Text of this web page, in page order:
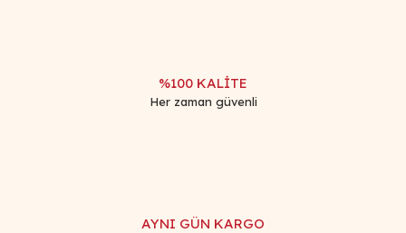
%100 KALİTE
Her zaman güvenli
AYNI GÜN KARGO